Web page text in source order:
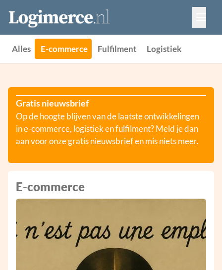
Vacatures
Events
Adverteren
Partners
Alles E-commerce Fulfilment Logistiek
Gratis nieuwsbrief
Op de hoogte blijven van de laatste ontwikkelingen
in e-commerce, logistiek en fulfilment? Meld je dan
aan voor onze gratis nieuwsbrief en mis niets meer.
E-commerce